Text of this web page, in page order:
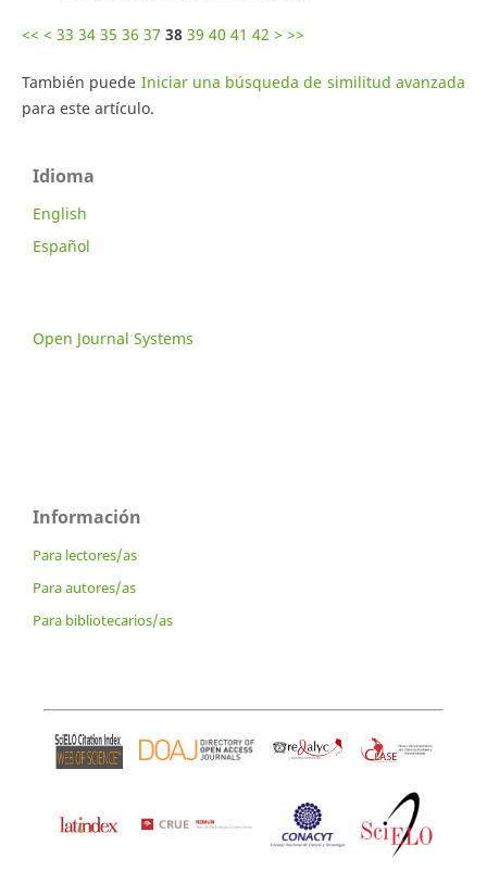
<< < 33 34 35 36 37 38 39 40 41 42 > >>
También puede Iniciar una búsqueda de similitud avanzada
para este artículo.
Idioma
English
Español
Open Journal Systems
Información
Para lectores/as
Para autores/as
Para bibliotecarios/as